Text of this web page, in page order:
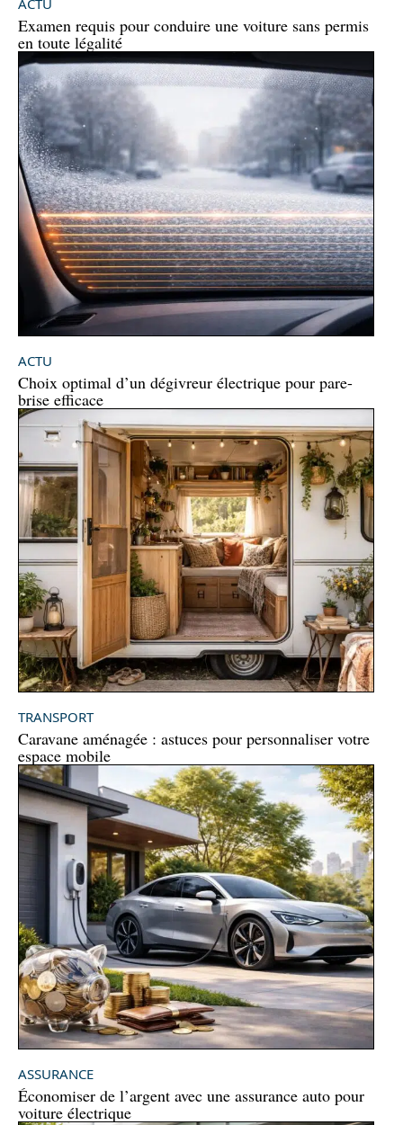
Examen requis pour conduire une voiture sans permis
en toute légalité
ACTU
Choix optimal d’un dégivreur électrique pour pare-
brise efficace
TRANSPORT
Caravane aménagée : astuces pour personnaliser votre
espace mobile
ASSURANCE
Économiser de l’argent avec une assurance auto pour
voiture électrique